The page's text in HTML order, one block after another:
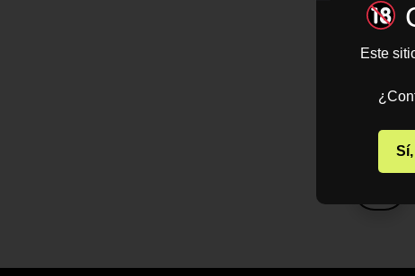
$
-
$
OPCIONES
Este